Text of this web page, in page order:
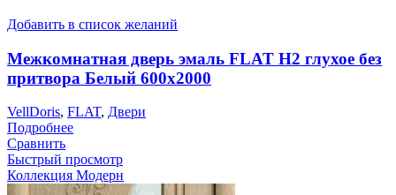
Добавить в список желаний
Межкомнатная дверь эмаль FLAT H2 глухое без
притвора Белый 600х2000
VellDoris, FLAT, Двери
Подробнее
Сравнить
Быстрый просмотр
Коллекция Модерн